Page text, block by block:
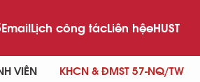
EmailLịch công tácLiên hệeHUST
VIÊN KHCN & ĐMST 57-NQ/TW